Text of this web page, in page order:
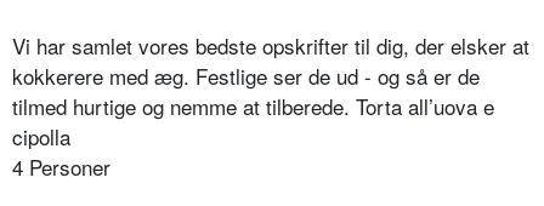
Vi har samlet vores bedste opskrifter til dig, der elsker at
kokkerere med æg. Festlige ser de ud - og så er de
tilmed hurtige og nemme at tilberede. Torta all’uova e
cipolla
4 Personer